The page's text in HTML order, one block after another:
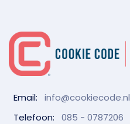
Email:
info@cookiecode.nl
Telefoon:
085 - 0787206